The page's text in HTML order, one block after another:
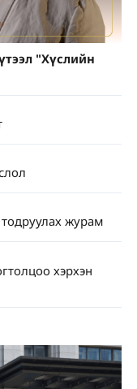
"Хүслийн
журам
хэрхэн